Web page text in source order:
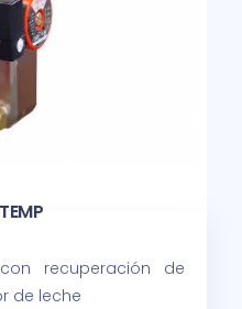
recuperación de
de leche